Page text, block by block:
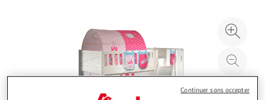
à
Continuer sans accepter